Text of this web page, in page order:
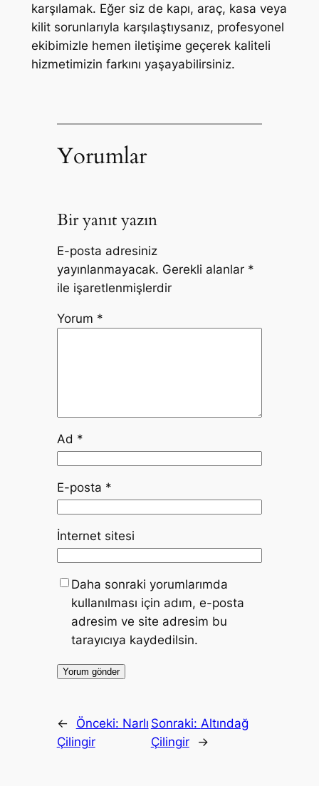
karşılamak. Eğer siz de kapı, araç, kasa veya
kilit sorunlarıyla karşılaştıysanız, profesyonel
ekibimizle hemen iletişime geçerek kaliteli
hizmetimizin farkını yaşayabilirsiniz.
Yorumlar
Bir yanıt yazın
E-posta adresiniz
yayınlanmayacak. Gerekli alanlar *
ile işaretlenmişlerdir
Yorum *
Ad *
E-posta *
İnternet sitesi
Daha sonraki yorumlarımda
kullanılması için adım, e-posta
adresim ve site adresim bu
tarayıcıya kaydedilsin.
← Önceki: Narlı
Çilingir
Sonraki: Altındağ
Çilingir
→